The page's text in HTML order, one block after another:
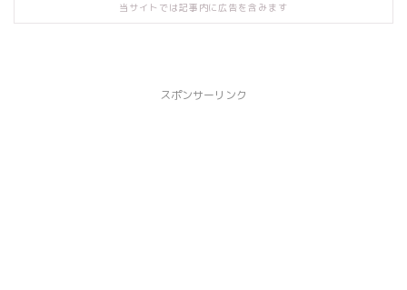
当サイトでは記事内に広告を含みます
スポンサーリンク